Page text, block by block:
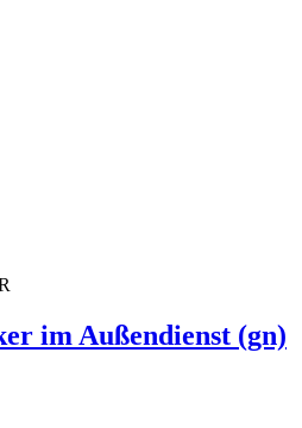
im Außendienst (gn)